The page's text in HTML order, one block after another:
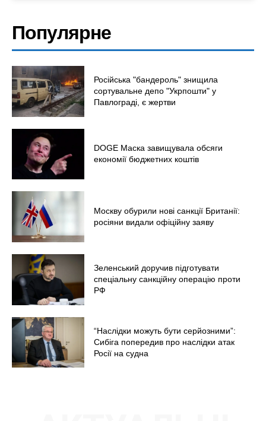
Популярне
Російська "бандероль" знищила
сортувальне депо "Укрпошти" у
Павлограді, є жертви
DOGE Маска завищувала обсяги
економії бюджетних коштів
Москву обурили нові санкції Британії:
росіяни видали офіційну заяву
Зеленський доручив підготувати
спеціальну санкційну операцію проти
РФ
“Наслідки можуть бути серйозними”:
Сибіга попередив про наслідки атак
Росії на судна